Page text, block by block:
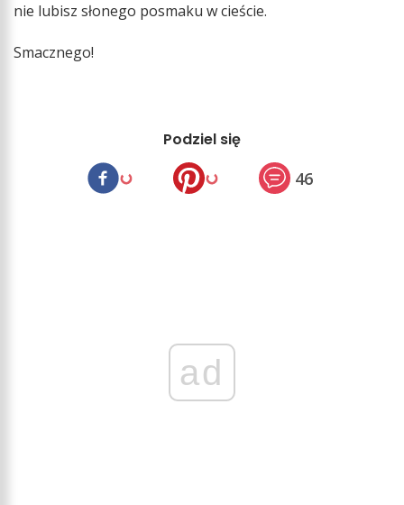
nie lubisz słonego posmaku w cieście.
Smacznego!
Podziel się
46
ad